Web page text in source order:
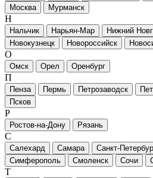
Москва
Мурманск
Н
Нальчик Нарьян-Мар Нижний
Новокузнецк
Новороссийск
О
Омск Орел Оренбург
П
Пенза Пермь Петрозаводск
Псков
Р
Ростов-на-Дону Рязань
С
Салехард Самара Санкт-
Симферополь
Смоленск Сочи
Т